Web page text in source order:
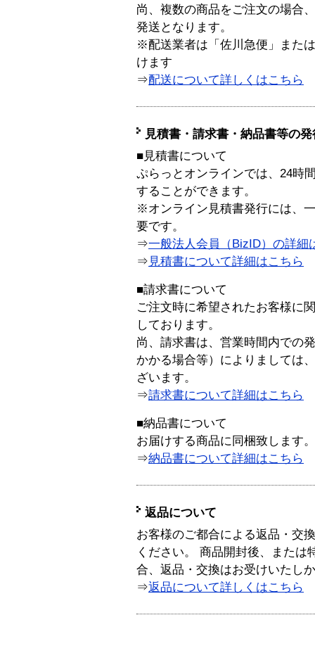
尚、複数の商品をご注文の場合
発送となります。
※配送業者は「佐川急便」また
けます
⇒配送について詳しくはこちら
見積書・請求書・納品書等の
■見積書について
ぷらっとオンラインでは、24時
することができます。
※オンライン見積書発行には、
要です。
⇒一般法人会員（BizID）の詳細
⇒ 見積書について詳細はこちら
■請求書について
ご注文時に希望されたお客様に
しております。
尚、請求書は、営業時間内での
かかる場合等）によりましては
ざいます。
⇒請求書について詳細はこちら
■納品書について
お届けする商品に同梱致します。
⇒納品書について詳細はこちら
返品について
お客様のご都合による返品・交
ください。 商品開封後、または
合、返品・交換はお受けいたし
⇒返品について詳しくはこちら